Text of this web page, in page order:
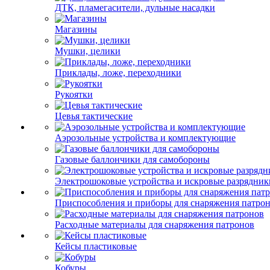
ДТК, пламегасители, дульные насадки
Магазины
Мушки, целики
Приклады, ложе, переходники
Рукоятки
Цевья тактические
Аэрозольные устройства и комплектующие
Газовые баллончики для самобороны
Электрошоковые устройства и искровые
Приспособления и приборы для снаряжения
Расходные материалы для снаряжения патронов
Кейсы пластиковые
Кобуры